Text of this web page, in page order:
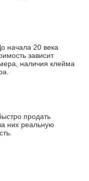
начала 20 века
зависит
наличия клейма
продать
них реальную